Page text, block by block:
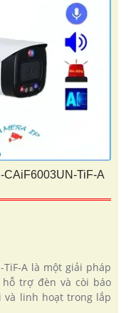
CAiF6003UN-TiF-A
TiF-A là một giải pháp
trợ đèn và còi báo
và linh hoạt trong lắp